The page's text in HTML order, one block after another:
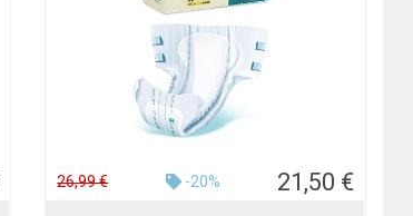
26,99 € -20% 21,50 €